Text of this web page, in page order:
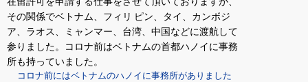
その関係でベトナム、フィリ ピン、タイ、カンボジ
ア、ラオス、ミャンマー、台湾、中国などに渡航して
参りました。コロナ前はベトナムの首都ハノイに事務
所も持っていました。
コロナ前にはベトナムのハノイに事務所がありました